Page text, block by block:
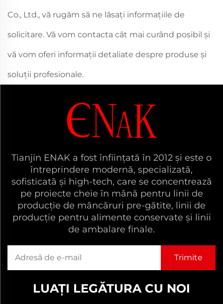
Co., Ltd., vă rugăm să ne lăsați informațiile de
solicitare. Vă vom contacta cât mai curând posibil și
vă vom oferi informații detaliate despre produse și
soluții profesionale.
Tianjin ENAK a fost înființată în 2012 și este o
întreprindere modernă, specializată,
sofisticată și high-tech, care se concentrează
pe proiecte cheie în mână pentru linii de
producție de mâncăruri pre-gătite, linii de
producție pentru alimente conservate și linii
de ambalare finale.
LUAȚI LEGĂTURA CU NOI